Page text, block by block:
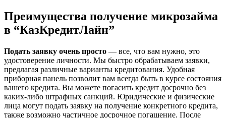
Преимущества получение микрозайма
в “КазКредитЛайн”
Подать заявку очень просто — все, что вам нужно, это
удостоверение личности. Мы быстро обрабатываем заявки,
предлагая различные варианты кредитования. Удобная
приборная панель позволит вам всегда быть в курсе состояния
вашего кредита. Вы можете погасить кредит досрочно без
каких-либо штрафных санкций. Юридические и физические
лица могут подать заявку на получение конкретного кредита,
также возможно частичное досрочное погашение. После